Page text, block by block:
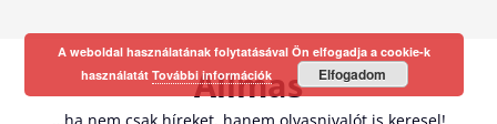
Allmas
A weboldal használatának folytatásával Ön elfogadja a cookie-k
használatát További információk Elfogadom